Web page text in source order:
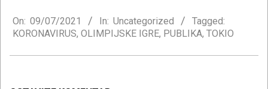
07-
09
On: 09/07/2021 In: Uncategorized
Tagged:
KORONAVIRUS, OLIMPIJSKE IGRE, PUBLIKA, TOKIO